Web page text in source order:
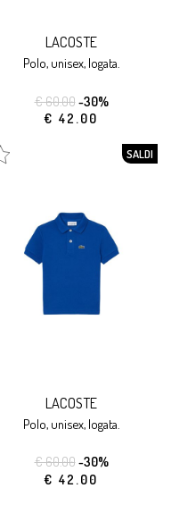
LACOSTE
polo, unisex, logata.
€ 60.00-30%
€ 42.00
SALDI
LACOSTE
polo, unisex, logata.
€ 60.00-30%
€ 42.00